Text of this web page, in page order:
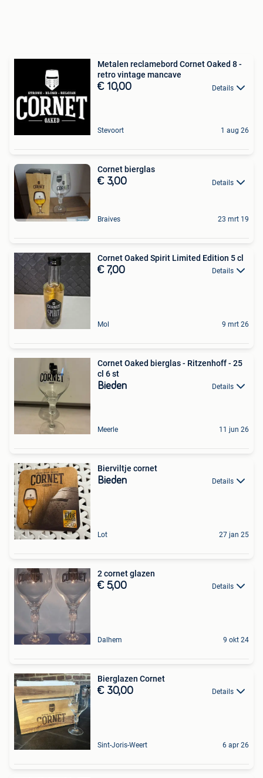
Metalen reclamebord Cornet Oaked 8 -
retro vintage mancave
€ 10,00 Details
Stevoort 1 aug 26
Cornet bierglas
€ 3,00 Details
Braives 23 mrt 19
Cornet Oaked Spirit Limited Edition 5 cl
€ 7,00 Details
Mol 9 mrt 26
Cornet Oaked bierglas - Ritzenhoff - 25
cl 6 st
Bieden Details
Meerle 11 jun 26
Bierviltje cornet
Bieden Details
Lot 27 jan 25
2 cornet glazen
€ 5,00 Details
Dalhem 9 okt 24
Bierglazen Cornet
€ 30,00 Details
Sint-Joris-Weert 6 apr 26